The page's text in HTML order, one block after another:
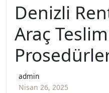
Denizli
Araç
admin
Nisan 26, 2025